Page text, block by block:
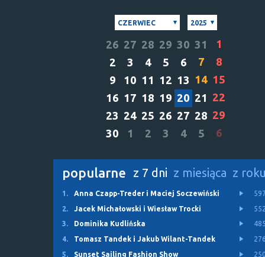
CZERWIEC 2025
26 27 28 29 30 31
1
2
3 4 5 6 7
8
9
10 11 12 13 14 15
16 17 18 19 20 21 22
23 24 25 26 27 28 29
30
1 2 3 4 5 6
popularne z 7 dni z miesiąca z
1. Anna Czapp-Treder i Maciej Soczewiński
2.
Jacek Michałowski i Wiesław Trocki
3.
Dominika Kudlińska
4.
Tomasz Tandek i Jakub Wilant-Tandek
5.
Sunset Sailing Fashion Show